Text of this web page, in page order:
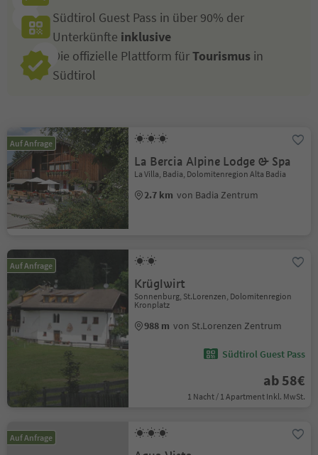
Südtirol Guest Pass in über 90% der
Unterkünfte inklusive
Die offizielle Plattform fürTourismus in
Südtirol
Auf Anfrage
La Bercia Alpine Lodge & Spa
La Villa, Badia, Dolomitenregion Alta Badia
2.7 km von Badia Zentrum
Auf Anfrage
Krüglwirt
Sonnenburg, St.Lorenzen, Dolomitenregion
Kronplatz
988 m von St.Lorenzen Zentrum
Südtirol Guest Pass
ab 58€
1 Nacht / 1 Apartment Inkl. MwSt.
Auf Anfrage